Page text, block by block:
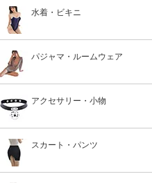
水着・ビキニ
パジャマ・ルームウェア
アクセサリー・小物
スカート・パンツ